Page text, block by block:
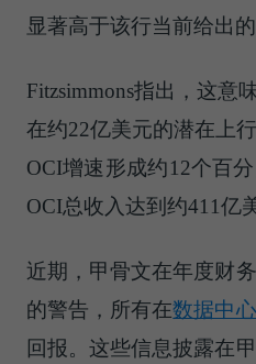
显著高于该行当前给出
Fitzsimmons指出，这意
在约22亿美元的潜在上
OCI增速形成约12个百
OCI总收入达到约411亿
近期，甲骨文在年度财
的警告，所有在数据中心
回报。这些信息披露在